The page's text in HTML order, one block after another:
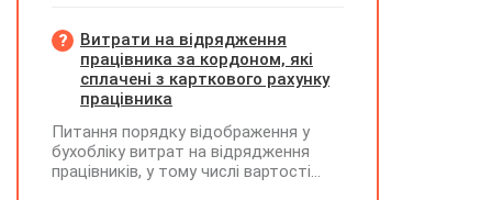
Витрати на відрядження
працівника за кордоном, які
сплачені з карткового рахунку
працівника
Питання порядку відображення у
бухобліку витрат на відрядження
працівників, у тому числі вартості